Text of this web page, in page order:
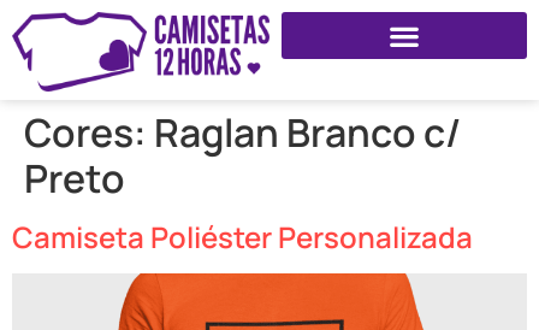
Cores: Raglan Branco c/
Preto
Camiseta Poliéster Personalizada